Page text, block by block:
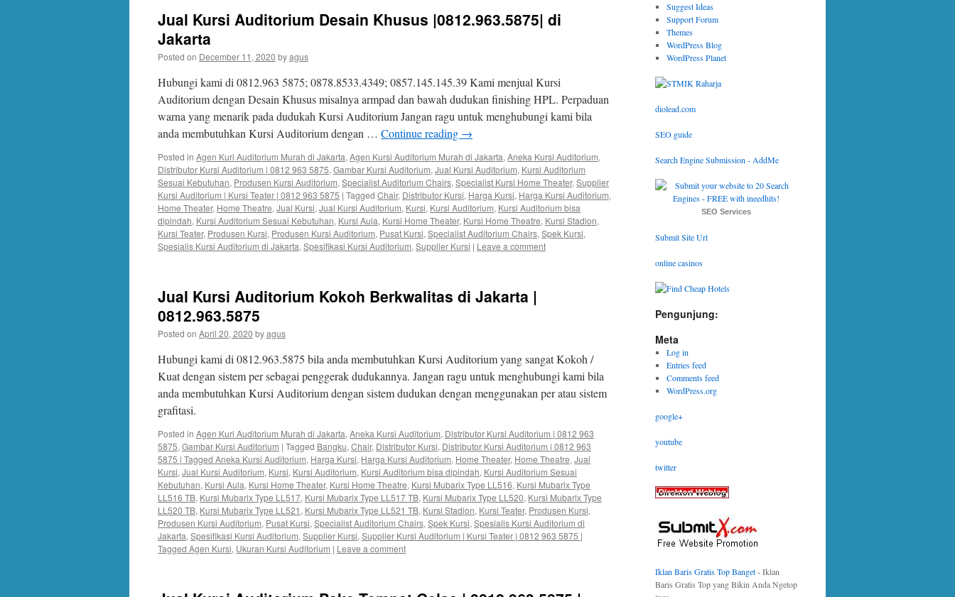
Jual Kursi Auditorium Desain Khusus |0812.963.5875| di
Jakarta
Posted on December 11, 2020 byagus
Hubungi kami di 0812.963 5875; 0878.8533.4349; 0857.145.145.39 Kami menjual Kursi
Auditorium dengan Desain Khusus misalnya armpad dan bawah dudukan finishing HPL. Perpaduan
warna yang menarik pada dudukah Kursi Auditorium Jangan ragu untuk menghubungi kami bila
anda membutuhkan Kursi Auditorium dengan … Continue reading →
Posted in Agen Kuri Auditorium Murah di Jakarta, Agen Kursi Auditorium Murah di Jakarta, Aneka Kursi Auditorium,
Distributor Kursi Auditorium | 0812 963 5875, Gambar Kursi Auditorium, Jual Kursi Auditorium, Kursi Auditorium
Sesuai Kebutuhan, Produsen Kursi Auditorium, Specialist Auditorium Chairs, Specialist Kursi Home Theater, Supplier
Kursi Auditorium | Kursi Teater | 0812 963 5875 | Tagged Chair, Distributor Kursi, Harga Kursi, Harga Kursi Auditorium,
Home Theater, Home Theatre, Jual Kursi, Jual Kursi Auditorium, Kursi, Kursi Auditorium, Kursi Auditorium bisa
dipindah, Kursi Auditorium Sesuai Kebutuhan, Kursi Aula, Kursi Home Theater, Kursi Home Theatre, Kursi Stadion,
Kursi Teater, Produsen Kursi, Produsen Kursi Auditorium, Pusat Kursi, Specialist Auditorium Chairs, Spek Kursi,
Spesialis Kursi Auditorium di Jakarta, Spesifikasi Kursi Auditorium, Supplier Kursi | Leave a comment
Jual Kursi Auditorium Kokoh Berkwalitas di Jakarta |
0812.963.5875
Posted on April 20, 2020 byagus
Hubungi kami di 0812.963.5875 bila anda membutuhkan Kursi Auditorium yang sangat Kokoh /
Kuat dengan sistem per sebagai penggerak dudukannya. Jangan ragu untuk menghubungi kami bila
anda membutuhkan Kursi Auditorium dengan sistem dudukan dengan menggunakan per atau sistem
grafitasi.
Posted in Agen Kuri Auditorium Murah di Jakarta, Aneka Kursi Auditorium, Distributor Kursi Auditorium | 0812 963
5875, Gambar Kursi Auditorium | Tagged Bangku, Chair, Distributor Kursi, Distributor Kursi Auditorium | 0812 963
5875 | Tagged Aneka Kursi Auditorium, Harga Kursi, Harga Kursi Auditorium, Home Theater, Home Theatre, Jual
Kursi, Jual Kursi Auditorium, Kursi, Kursi Auditorium, Kursi Auditorium bisa dipindah, Kursi Auditorium Sesuai
Kebutuhan, Kursi Aula, Kursi Home Theater, Kursi Home Theatre, Kursi Mubarix Type LL516, Kursi Mubarix Type
LL516 TB, Kursi Mubarix Type LL517, Kursi Mubarix Type LL517 TB, Kursi Mubarix Type LL520, Kursi Mubarix Type
LL520 TB, Kursi Mubarix Type LL521 , Kursi Mubarix Type LL521 TB, Kursi Stadion, Kursi Teater, Produsen Kursi,
Produsen Kursi Auditorium, Pusat Kursi, Specialist Auditorium Chairs, Spek Kursi, Spesialis Kursi Auditorium di
Jakarta, Spesifikasi Kursi Auditorium, Supplier Kursi, Supplier Kursi Auditorium | Kursi Teater | 0812 963 5875 |
Tagged Agen Kursi, Ukuran Kursi Auditorium | Leave a comment
Suggest Ideas
Support Forum
Themes
WordPress Blog
WordPress Planet
diolead.com
SEO guide
Search Engine Submission - AddMe
SEO Services
Submit Site Url
online casinos
Pengunjung:
Meta
Log in
Entries feed
Comments feed
WordPress.org
google+
youtube
twitter
Iklan Baris Gratis Top Banget- Iklan
Baris Gratis Top yang Bikin Anda Ngetop